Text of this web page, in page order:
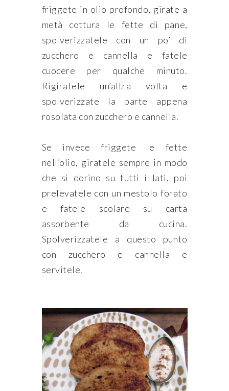
friggete in olio profondo, girate a
metà cottura le fette di pane,
spolverizzatele con un po’ di
zucchero e cannella e fatele
cuocere per qualche minuto.
Rigiratele un’altra volta e
spolverizzate la parte appena
rosolata con zucchero e cannella.
Se invece friggete le fette
nell’olio, giratele sempre in modo
che si dorino su tutti i lati, poi
prelevatele con un mestolo forato
e fatele scolare su carta
assorbente da cucina.
Spolverizzatele a questo punto
con zucchero e cannella e
servitele.